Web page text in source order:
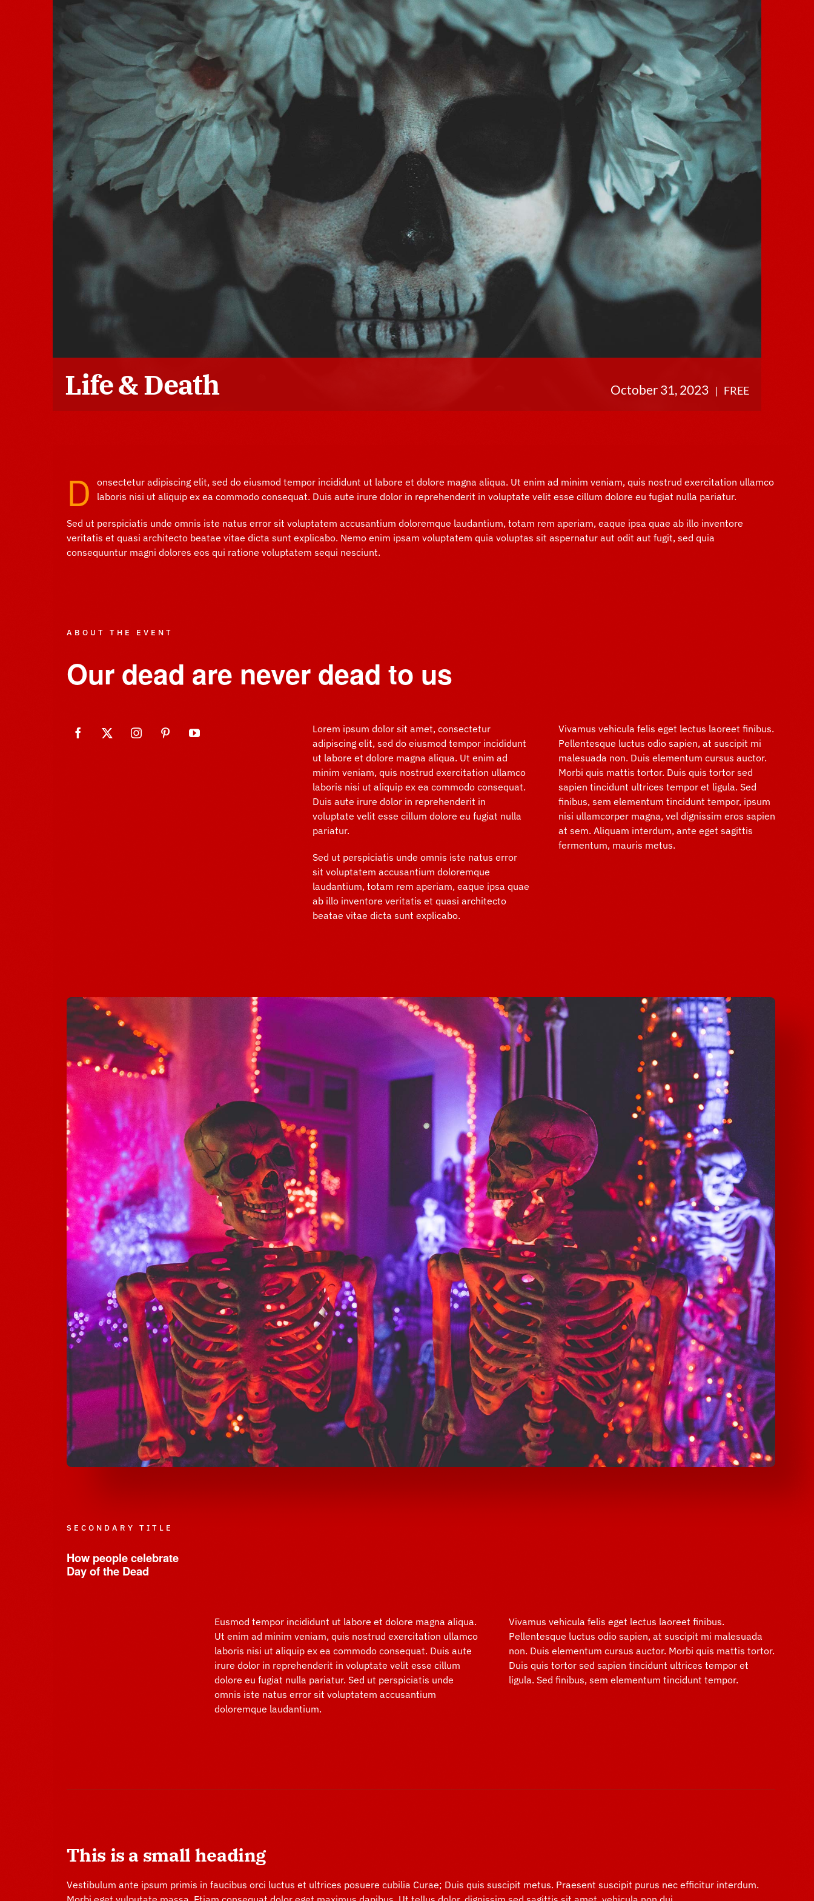
Life & Death October 31, 2023 | FREE
D
onsectetur adipiscing elit, sed do eiusmod tempor incididunt ut labore et dolore magna aliqua. Ut enim ad minim veniam, quis nostrud exercitation ullamco
laboris nisi ut aliquip ex ea commodo consequat. Duis aute irure dolor in reprehenderit in voluptate velit esse cillum dolore eu fugiat nulla pariatur.
Sed ut perspiciatis unde omnis iste natus error sit voluptatem accusantium doloremque laudantium, totam rem aperiam, eaque ipsa quae ab illo inventore
veritatis et quasi architecto beatae vitae dicta sunt explicabo. Nemo enim ipsam voluptatem quia voluptas sit aspernatur aut odit aut fugit, sed quia
consequuntur magni dolores eos qui ratione voluptatem sequi nesciunt.
ABOUT THE EVENT
Our dead are never dead to us
Lorem ipsum dolor sit amet, consectetur
adipiscing elit, sed do eiusmod tempor incididunt
ut labore et dolore magna aliqua. Ut enim ad
minim veniam, quis nostrud exercitation ullamco
laboris nisi ut aliquip ex ea commodo consequat.
Duis aute irure dolor in reprehenderit in
voluptate velit esse cillum dolore eu fugiat nulla
pariatur.
Sed ut perspiciatis unde omnis iste natus error
sit voluptatem accusantium doloremque
laudantium, totam rem aperiam, eaque ipsa quae
ab illo inventore veritatis et quasi architecto
beatae vitae dicta sunt explicabo.
Vivamus vehicula felis eget lectus laoreet finibus.
Pellentesque luctus odio sapien, at suscipit mi
malesuada non. Duis elementum cursus auctor.
Morbi quis mattis tortor. Duis quis tortor sed
sapien tincidunt ultrices tempor et ligula. Sed
finibus, sem elementum tincidunt tempor, ipsum
nisi ullamcorper magna, vel dignissim eros sapien
at sem. Aliquam interdum, ante eget sagittis
fermentum, mauris metus.
SECONDARY TITLE
How people celebrate
Day of the Dead
Eusmod tempor incididunt ut labore et dolore magna aliqua.
Ut enim ad minim veniam, quis nostrud exercitation ullamco
laboris nisi ut aliquip ex ea commodo consequat. Duis aute
irure dolor in reprehenderit in voluptate velit esse cillum
dolore eu fugiat nulla pariatur. Sed ut perspiciatis unde
omnis iste natus error sit voluptatem accusantium
doloremque laudantium.
Vivamus vehicula felis eget lectus laoreet finibus.
Pellentesque luctus odio sapien, at suscipit mi malesuada
non. Duis elementum cursus auctor. Morbi quis mattis tortor.
Duis quis tortor sed sapien tincidunt ultrices tempor et
ligula. Sed finibus, sem elementum tincidunt tempor.
This is a small heading
Vestibulum ante ipsum primis in faucibus orci luctus et ultrices posuere cubilia Curae; Duis quis suscipit metus. Praesent suscipit purus nec efficitur interdum.